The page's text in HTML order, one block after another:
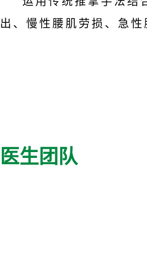
出、慢性腰肌劳损、急
医生团队